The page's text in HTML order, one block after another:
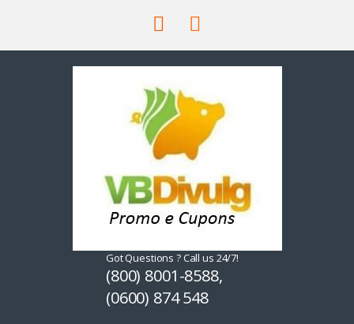
Got Questions ? Call us 24/7!
(800) 8001-8588,
(0600) 874 548